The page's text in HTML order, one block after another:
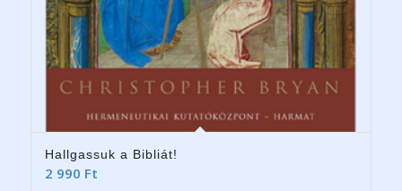
Hallgassuk a Bibliát!
2 990 Ft